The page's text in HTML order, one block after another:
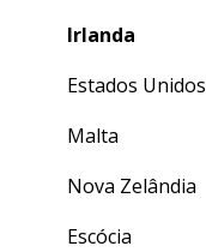
Irlanda
Estados Unidos
Malta
Nova Zelândia
Escócia